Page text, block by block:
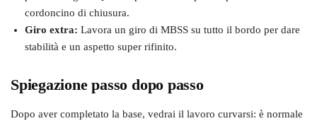
cordoncino di chiusura.
Giro extra: Lavora un giro di MBSS su tutto il bordo per dare
stabilità e un aspetto super rifinito.
Spiegazione passo dopo passo
Dopo aver completato la base, vedrai il lavoro curvarsi: è normale